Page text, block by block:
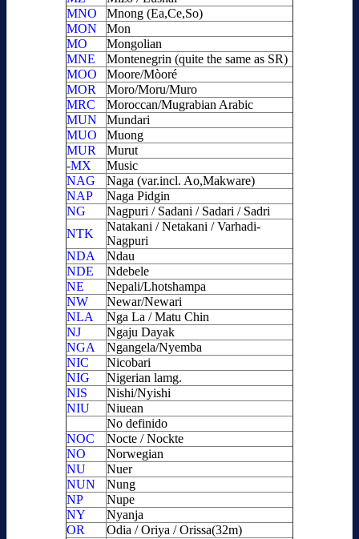
MNO
Mnong (Ea,Ce,So)
MON
Mon
MO
Mongolian
MNE
Montenegrin (quite the same as SR)
MOO
Moore/Mòoré
MOR
Moro/Moru/Muro
MRC
Moroccan/Mugrabian Arabic
MUN
Mundari
MUO
Muong
MUR
Murut
-MX
Music
NAG
Naga (var.incl. Ao,Makware)
NAP
Naga Pidgin
NG
Nagpuri / Sadani / Sadari / Sadri
NTK
Natakani / Netakani / Varhadi-
Nagpuri
NDA
Ndau
NDE
Ndebele
NE
Nepali/Lhotshampa
NW
Newar/Newari
NLA
Nga La / Matu Chin
NJ
Ngaju Dayak
NGA
Ngangela/Nyemba
NIC
Nicobari
NIG
Nigerian lamg.
NIS
Nishi/Nyishi
NIU
Niuean
No definido
NOC
Nocte / Nockte
NO
Norwegian
NU
Nuer
NUN
Nung
NP
Nupe
NY
Nyanja
OR
Odia / Oriya / Orissa(32m)